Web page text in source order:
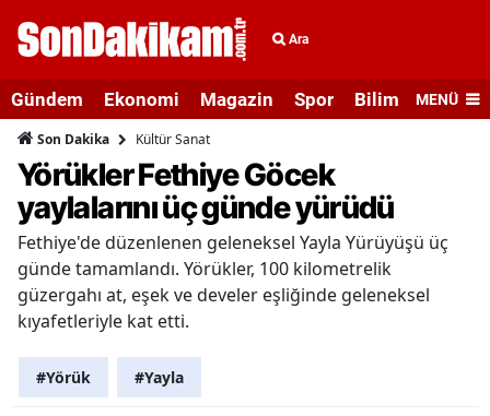
Ara
Gündem Ekonomi Magazin Spor Bilim veMENÜ
Son Dakika Kültür Sanat
Yörükler Fethiye Göcek
yaylalarını üç günde yürüdü
Fethiye'de düzenlenen geleneksel Yayla Yürüyüşü üç
günde tamamlandı. Yörükler, 100 kilometrelik
güzergahı at, eşek ve develer eşliğinde geleneksel
kıyafetleriyle kat etti.
#Yörük #Yayla